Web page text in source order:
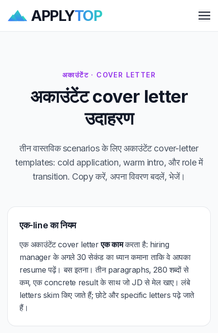
APPLYTOP
अकाउंटेंट · COVER LETTER
अकाउंटेंट cover letter
उदाहरण
तीन वास्तविक scenarios के लिए अकाउंटेंट cover-letter
templates: cold application, warm intro, और role में
transition. Copy करें, अपना विवरण बदलें, भेजें।
एक-line का नियम
एक अकाउंटेंट cover letterएक कामकरता है: hiring
manager के अगले 30 सेकंड का ध्यान कमाना ताकि वे आपका
resume पढ़ें। बस इतना। तीन paragraphs, 280 शब्दों से
कम, एक concrete result के साथ जो JD से मेल खाए। लंबे
letters skim किए जाते हैं; छोटे और specific letters पढ़े जाते
हैं।